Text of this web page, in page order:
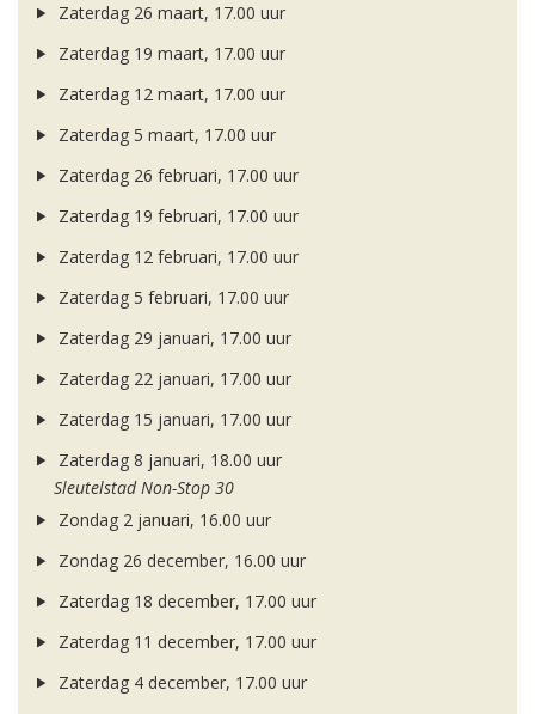
Zaterdag 26 maart, 17.00 uur
Zaterdag 19 maart, 17.00 uur
Zaterdag 12 maart, 17.00 uur
Zaterdag 5 maart, 17.00 uur
Zaterdag 26 februari, 17.00 uur
Zaterdag 19 februari, 17.00 uur
Zaterdag 12 februari, 17.00 uur
Zaterdag 5 februari, 17.00 uur
Zaterdag 29 januari, 17.00 uur
Zaterdag 22 januari, 17.00 uur
Zaterdag 15 januari, 17.00 uur
Zaterdag 8 januari, 18.00 uur
Sleutelstad Non-Stop 30
Zondag 2 januari, 16.00 uur
Zondag 26 december, 16.00 uur
Zaterdag 18 december, 17.00 uur
Zaterdag 11 december, 17.00 uur
Zaterdag 4 december, 17.00 uur